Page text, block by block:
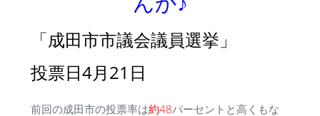
「成田市市議会議員選挙」
投票日4月21日
前回の成田市の投票率は約48パーセントと高くもな